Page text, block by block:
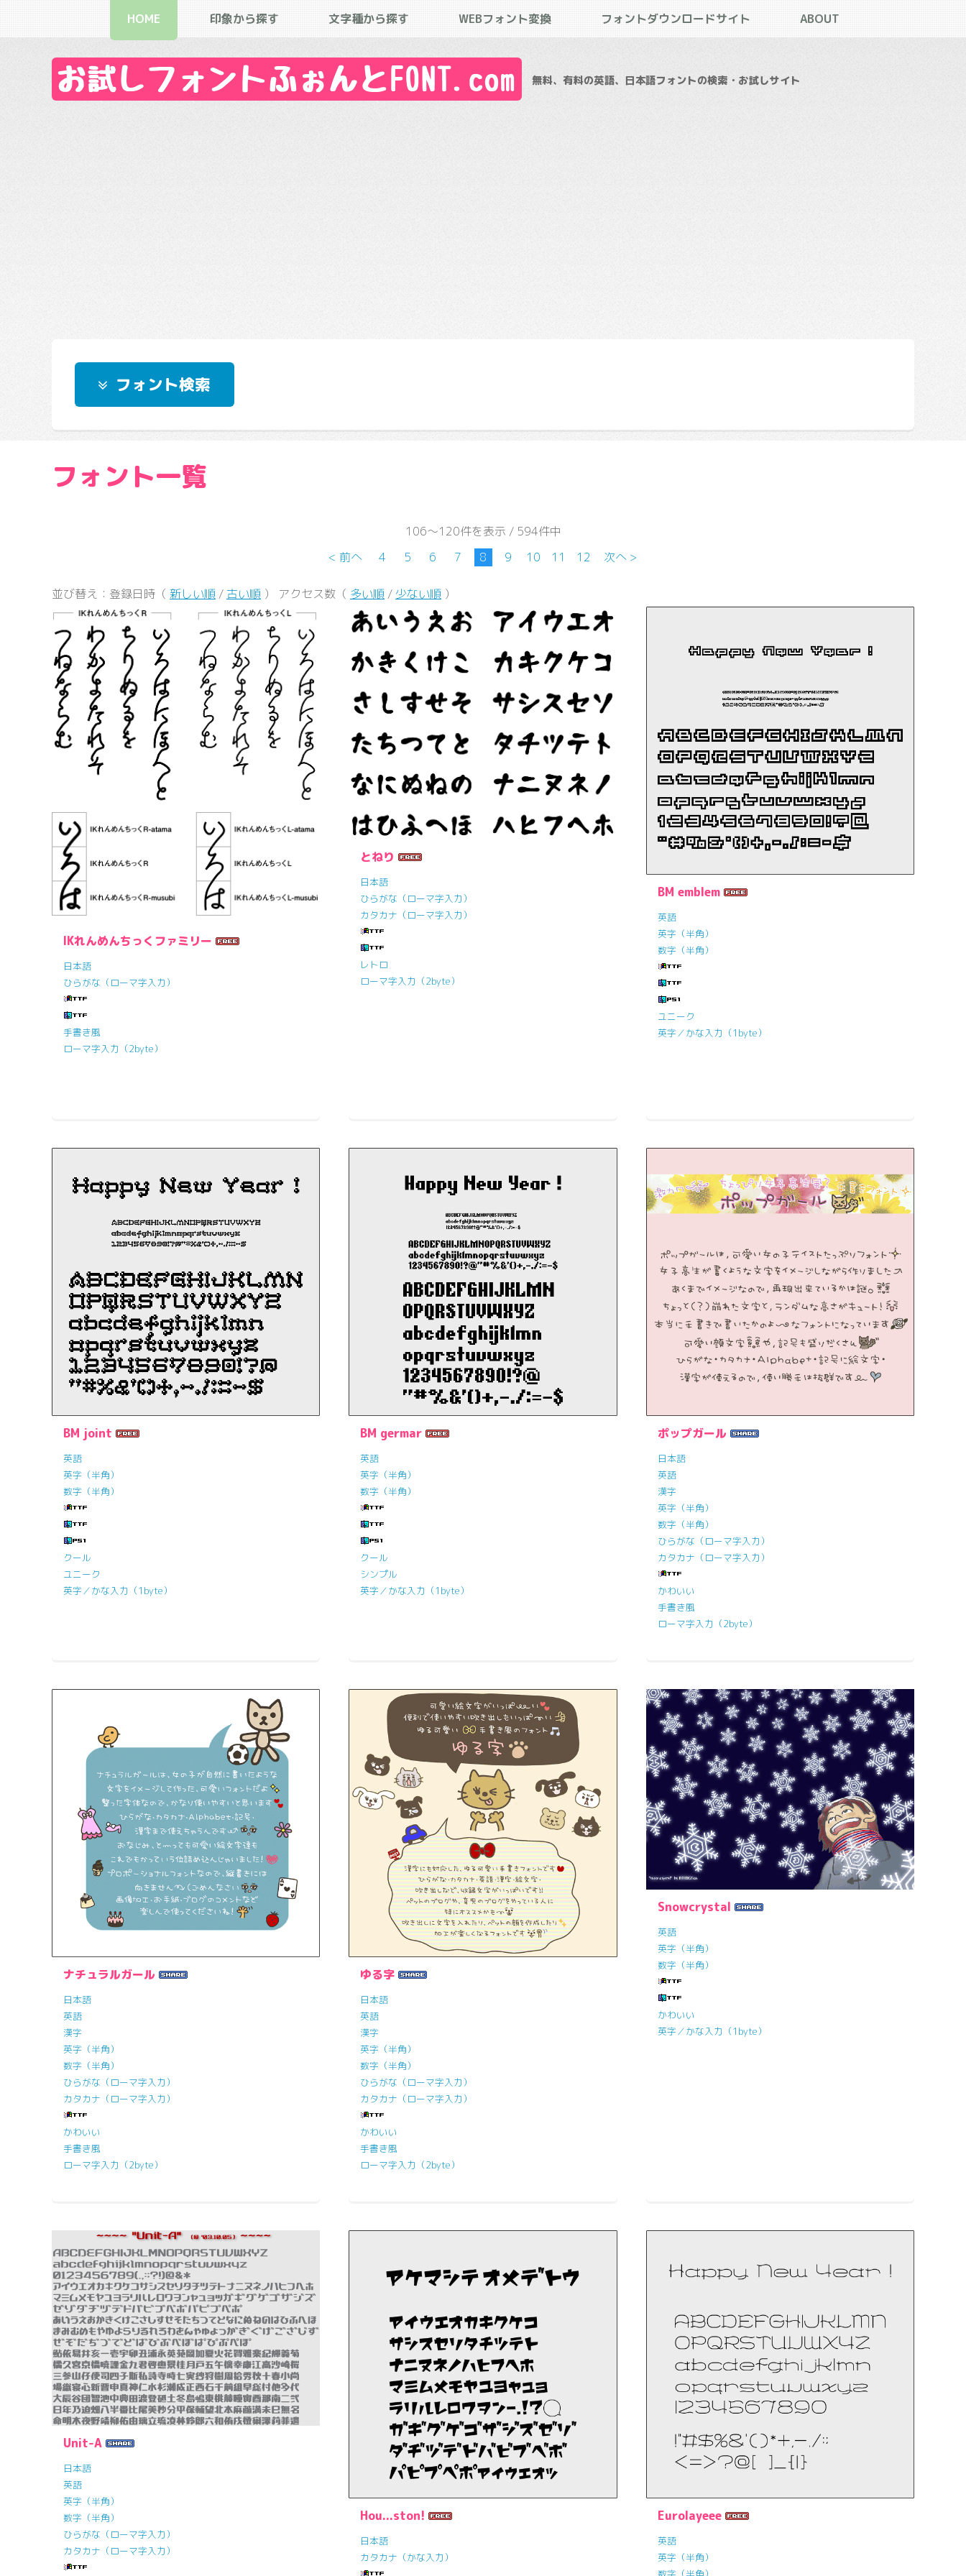
お試しフォントふぉんとFONT.com 無料、有料の英語、日本語フォントの検索・お試しサイト
フォント検索
フォント一覧
106～120件を表示 / 594件中
< 前へ
4 5 6 7 8 9 10 11 12 次へ >
並び替え：登録日時（ 新しい順 / 古い順 ） アクセス数（ 多い順 / 少ない順 ）
IKれんめんちっくファミリー
日本語
ひらがな（ローマ字入力）
手書き風
ローマ字入力（2byte）
とねり
日本語
ひらがな（ローマ字入力）
カタカナ（ローマ字入力）
レトロ
ローマ字入力（2byte）
BM emblem
英語
英字（半角）
数字（半角）
ユニーク
英字／かな入力（1byte）
BM joint
英語
英字（半角）
数字（半角）
クール
ユニーク
英字／かな入力（1byte）
BM germar
英語
英字（半角）
数字（半角）
クール
シンプル
英字／かな入力（1byte）
ポップガール
日本語
英語
漢字
英字（半角）
数字（半角）
ひらがな（ローマ字入力）
カタカナ（ローマ字入力）
かわいい
手書き風
ローマ字入力（2byte）
ナチュラルガール
日本語
英語
漢字
英字（半角）
数字（半角）
ひらがな（ローマ字入力）
カタカナ（ローマ字入力）
かわいい
手書き風
ローマ字入力（2byte）
ゆる字
日本語
英語
漢字
英字（半角）
数字（半角）
ひらがな（ローマ字入力）
カタカナ（ローマ字入力）
かわいい
手書き風
ローマ字入力（2byte）
Snowcrystal
英語
英字（半角）
数字（半角）
かわいい
英字／かな入力（1byte）
Unit-A
日本語
英語
英字（半角）
数字（半角）
ひらがな（ローマ字入力）
カタカナ（ローマ字入力）
Hou...ston!
日本語
カタカナ（かな入力）
Eurolayeee
英語
英字（半角）
HOME 印象から探す 文字種から探す WEBフォント変換 フォントダウンロードサイト ABOUT